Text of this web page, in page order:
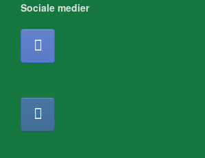
Sociale medier